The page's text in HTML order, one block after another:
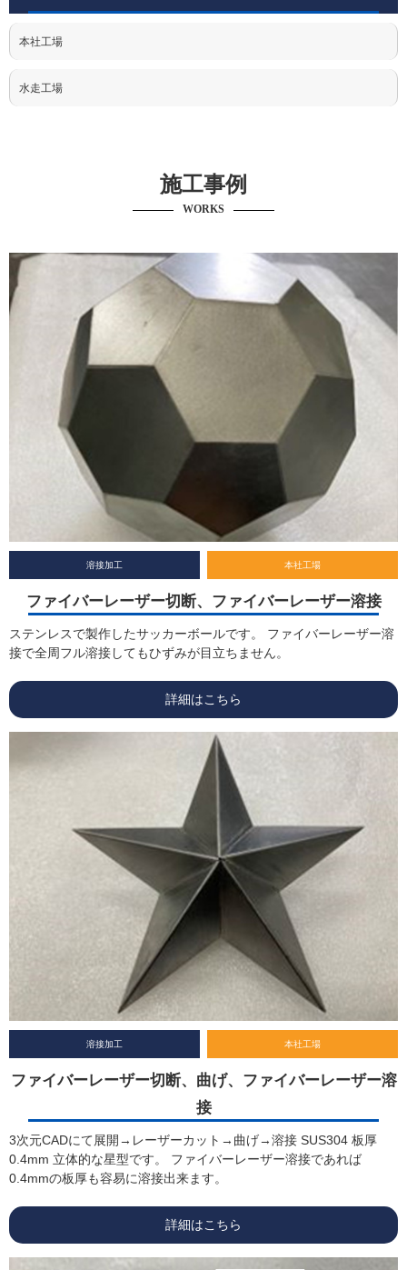
本社工場
水走工場
施工事例
WORKS
溶接加工 本社工場
ファイバーレーザー切断、ファイバーレーザー溶接
ステンレスで製作したサッカーボールです。 ファイバーレーザー溶
接で全周フル溶接してもひずみが目立ちません。
詳細はこちら
溶接加工 本社工場
ファイバーレーザー切断、曲げ、ファイバーレーザー溶
接
3次元CADにて展開→レーザーカット→曲げ→溶接 SUS304 板厚
0.4mm 立体的な星型です。 ファイバーレーザー溶接であれば
0.4mmの板厚も容易に溶接出来ます。
詳細はこちら